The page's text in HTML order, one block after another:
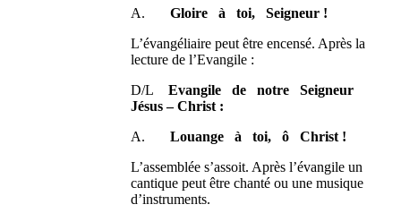
A.Gloire à toi, Seigneur !
L’évangéliaire peut être encensé. Après la
lecture de l’Evangile :
D/LEvangile de notre Seigneur
Jésus – Christ :
A.Louange à toi, ô Christ !
L’assemblée s’assoit. Après l’évangile un
cantique peut être chanté ou une musique
d’instruments.